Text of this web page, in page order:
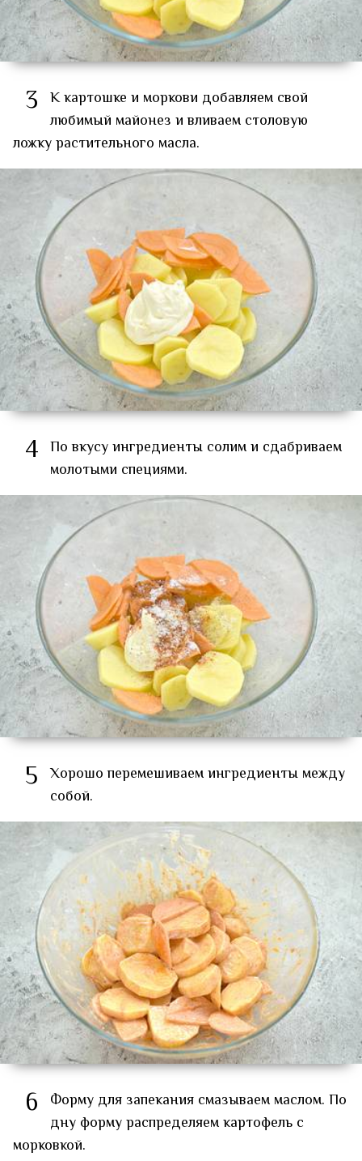
3 К картошке и моркови добавляем свой
любимый майонез и вливаем столовую
ложку растительного масла.
4 По вкусу ингредиенты солим и сдабриваем
молотыми специями.
5 Хорошо перемешиваем ингредиенты между
собой.
6
Форму для запекания смазываем маслом. По
дну форму распределяем картофель с
морковкой.